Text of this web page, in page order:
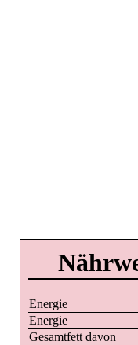
Energie
Energie
Gesamtfett davon